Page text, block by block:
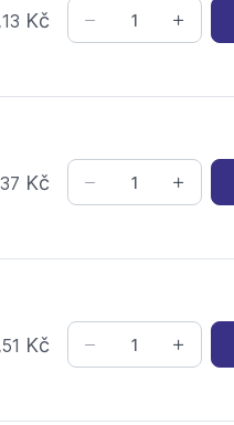
13 Kč
37 Kč
51 Kč